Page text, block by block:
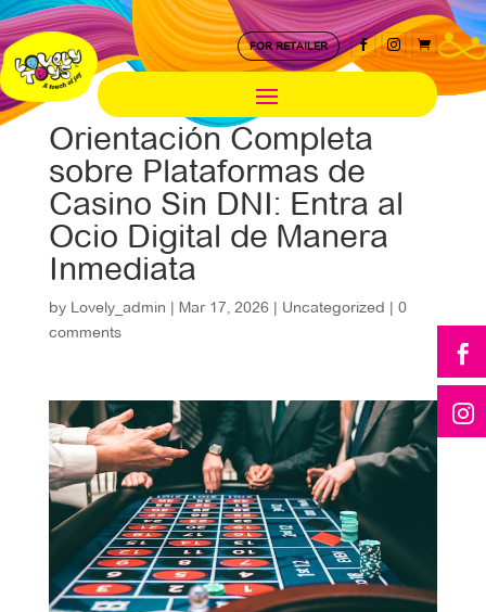
FOR RETAILER   


Orientación Completa
sobre Plataformas de
Casino Sin DNI: Entra al
Ocio Digital de Manera
Inmediata
by Lovely_admin | Mar 17, 2026| Uncategorized | 0
comments